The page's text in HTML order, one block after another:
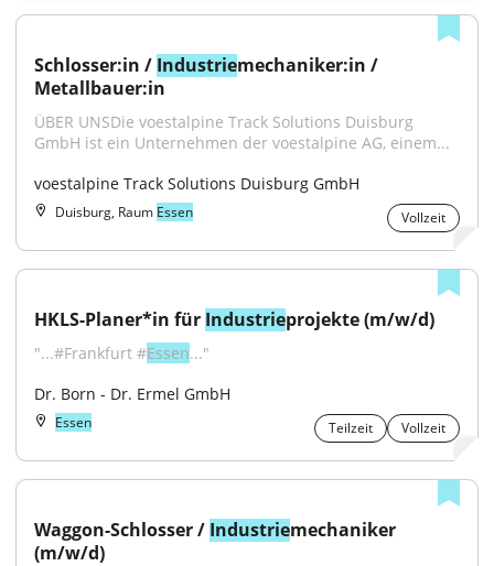
Schlosser:in / Industriemechaniker:in /
Metallbauer:in
ÜBER UNSDie voestalpine Track Solutions Duisburg
GmbH ist ein Unternehmen der voestalpine AG, einem...
voestalpine Track Solutions Duisburg GmbH
Duisburg, Raum Essen Vollzeit
HKLS-Planer*in für Industrieprojekte (m/w/d)
"...#Frankfurt #Essen..."
Dr. Born - Dr. Ermel GmbH
Essen Teilzeit Vollzeit
Waggon-Schlosser / Industriemechaniker
(m/w/d)